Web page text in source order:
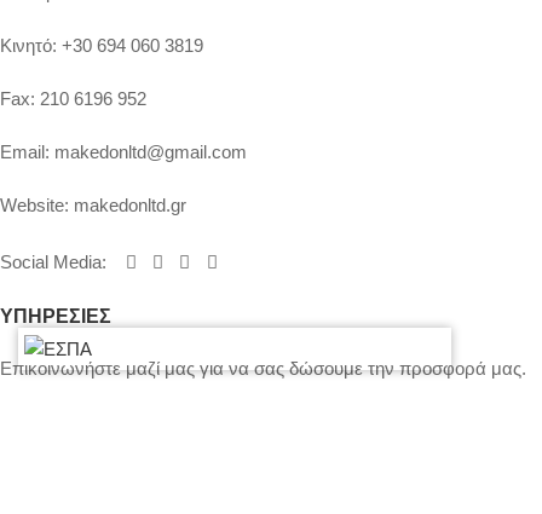
Κινητό: +30 694 060 3819
Fax: 210 6196 952
Email: makedonltd@gmail.com
Website: makedonltd.gr
Social Media:
ΥΠΗΡΕΣΙΕΣ
Επικοινωνήστε μαζί μας για να σας δώσουμε την προσφορά μας.